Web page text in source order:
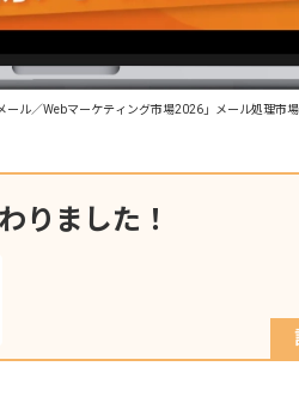
ル／Webマーケティング市場2026」メール処理市
りました！